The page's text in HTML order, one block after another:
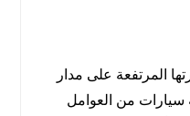
المرتفعة على مدار
سيارات من العوامل